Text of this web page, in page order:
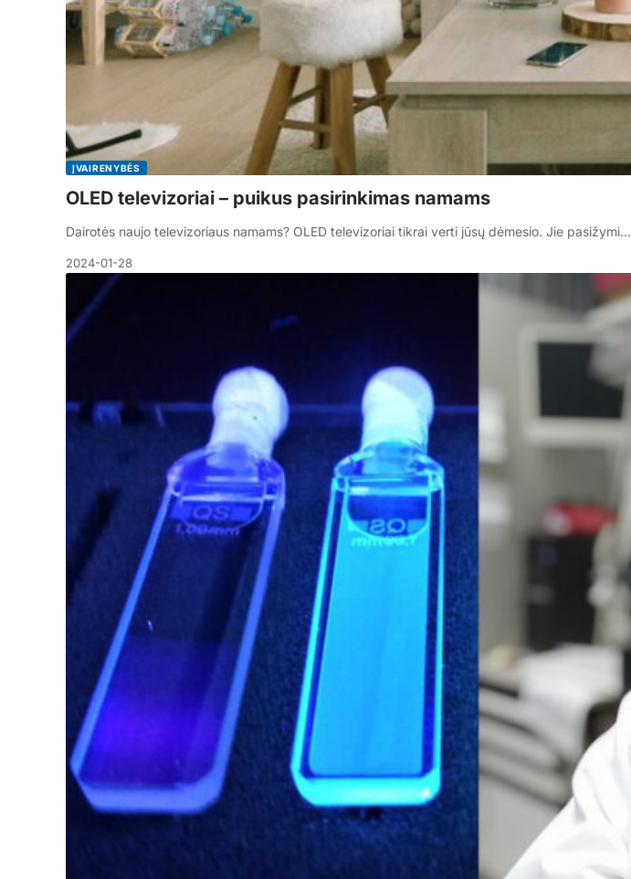
ĮVAIRENYBĖS
OLED televizoriai – puikus pasirinkimas namams
Dairotės naujo televizoriaus namams? OLED televizoriai tikrai verti jūsų dėmesio. Jie pasižymi…
2024-01-28